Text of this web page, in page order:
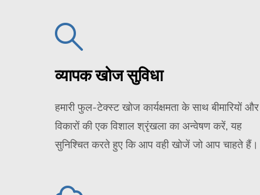
व्यापक खोज सुविधा
हमारी फुल-टेक्स्ट खोज कार्यक्षमता के साथ बीमारियों और
विकारों की एक विशाल श्रृंखला का अन्वेषण करें, यह
सुनिश्चित करते हुए कि आप वही खोजें जो आप चाहते हैं।